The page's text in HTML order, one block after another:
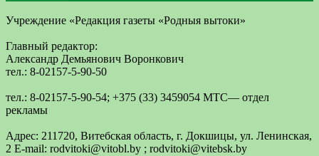
Учреждение «Редакция газеты «Родныя вытоки»
Главный редактор:
Александр Демьянович Воронкович
тел.: 8-02157-5-90-50
тел.: 8-02157-5-90-54; +375 (33) 3459054 МТС— отдел
рекламы
Адрес: 211720, Витебская область, г. Докшицы, ул. Ленинская,
2 E-mail: ​rodvitoki@​​vitobl​.by ; rodvitoki@vitebsk.by